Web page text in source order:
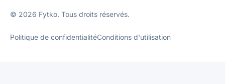
© 2026 Fytko. Tous droits réservés.
Politique de confidentialitéConditions d'utilisation